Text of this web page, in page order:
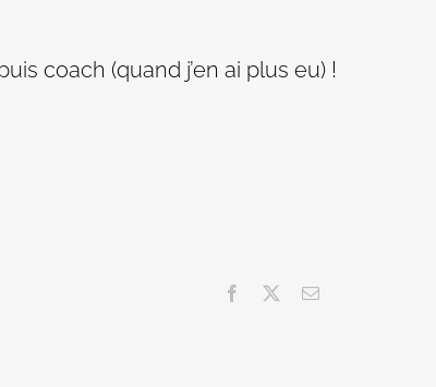
coach (quand j’en ai plus eu) !
Facebook Email